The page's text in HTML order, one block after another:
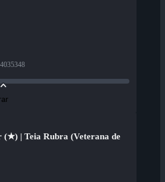
(★) | Teia Rubra (Veterana de